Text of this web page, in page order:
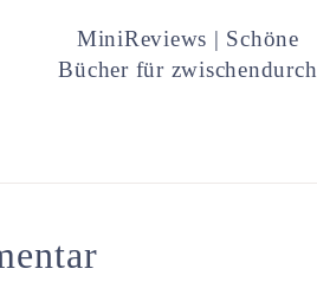
MiniReviews | Schöne
Bücher für zwischendurch